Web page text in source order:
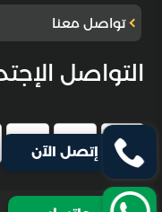
تواصل معنا
التواصل
إتصل الآن